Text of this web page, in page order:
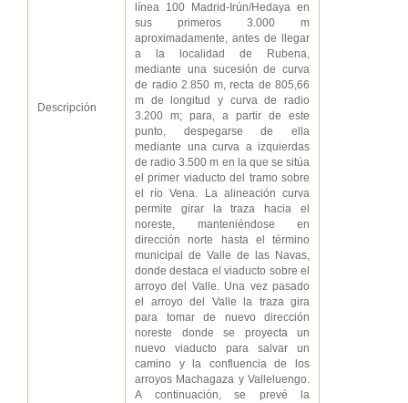
Descripción
línea 100 Madrid-Irún/Hedaya en
sus primeros 3.000 m
aproximadamente, antes de llegar
a la localidad de Rubena,
mediante una sucesión de curva
de radio 2.850 m, recta de 805,66
m de longitud y curva de radio
3.200 m; para, a partir de este
punto, despegarse de ella
mediante una curva a izquierdas
de radio 3.500 m en la que se sitúa
el primer viaducto del tramo sobre
el río Vena. La alineación curva
permite girar la traza hacia el
noreste, manteniéndose en
dirección norte hasta el término
municipal de Valle de las Navas,
donde destaca el viaducto sobre el
arroyo del Valle. Una vez pasado
el arroyo del Valle la traza gira
para tomar de nuevo dirección
noreste donde se proyecta un
nuevo viaducto para salvar un
camino y la confluencia de los
arroyos Machagaza y Valleluengo.
A continuación, se prevé la